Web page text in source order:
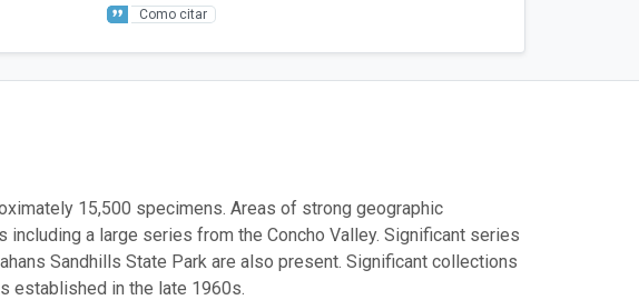
Como citar
15,500 specimens. Areas of strong geographic
a large series from the Concho Valley. Significant series
Sandhills State Park are also present. Significant collections
established in the late 1960s.